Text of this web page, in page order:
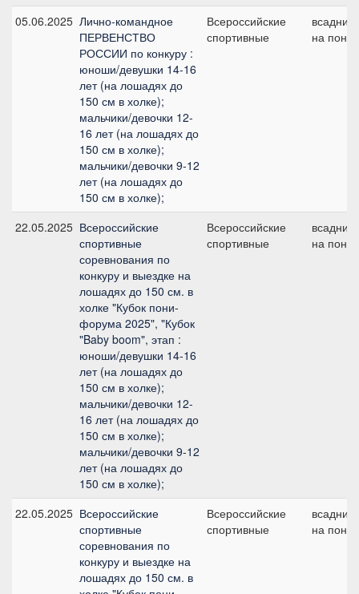
05.06.2025 Лично-командное
ПЕРВЕНСТВО
РОССИИ по конкуру :
юноши/девушки 14-16
лет (на лошадях до
150 см в холке);
мальчики/девочки 12-
16 лет (на лошадях до
150 см в холке);
мальчики/девочки 9-12
лет (на лошадях до
150 см в холке);
Всероссийские
спортивные
всадники
на пони
22.05.2025 Всероссийские
спортивные
соревнования по
конкуру и выездке на
лошадях до 150 см. в
холке "Кубок пони-
форума 2025", "Кубок
"Baby boom", этап :
юноши/девушки 14-16
лет (на лошадях до
150 см в холке);
мальчики/девочки 12-
16 лет (на лошадях до
150 см в холке);
мальчики/девочки 9-12
лет (на лошадях до
150 см в холке);
Всероссийские
спортивные
всадники
на пони
22.05.2025 Всероссийские
спортивные
соревнования по
конкуру и выездке на
лошадях до 150 см. в
Всероссийские
спортивные
всадники
на пони